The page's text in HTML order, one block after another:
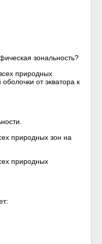
зональность?
природных
от экватора к
природных зон на
природных